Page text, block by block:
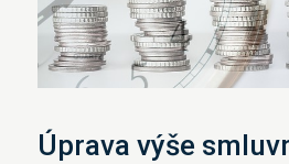
Úprava výše